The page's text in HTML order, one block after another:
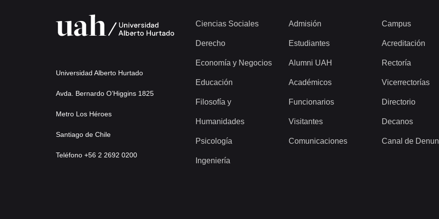
Universidad Alberto Hurtado
Avda. Bernardo O’Higgins 1825
Metro Los Héroes
Santiago de Chile
Teléfono +56 2 2692 0200
Ciencias Sociales
Derecho
Economía y Negocios
Educación
Filosofía y
Humanidades
Psicología
Ingeniería
Admisión
Estudiantes
Alumni UAH
Académicos
Funcionarios
Visitantes
Comunicaciones
Campus
Acreditación
Rectoría
Vicerrectorías
Directorio
Decanos
Canal de